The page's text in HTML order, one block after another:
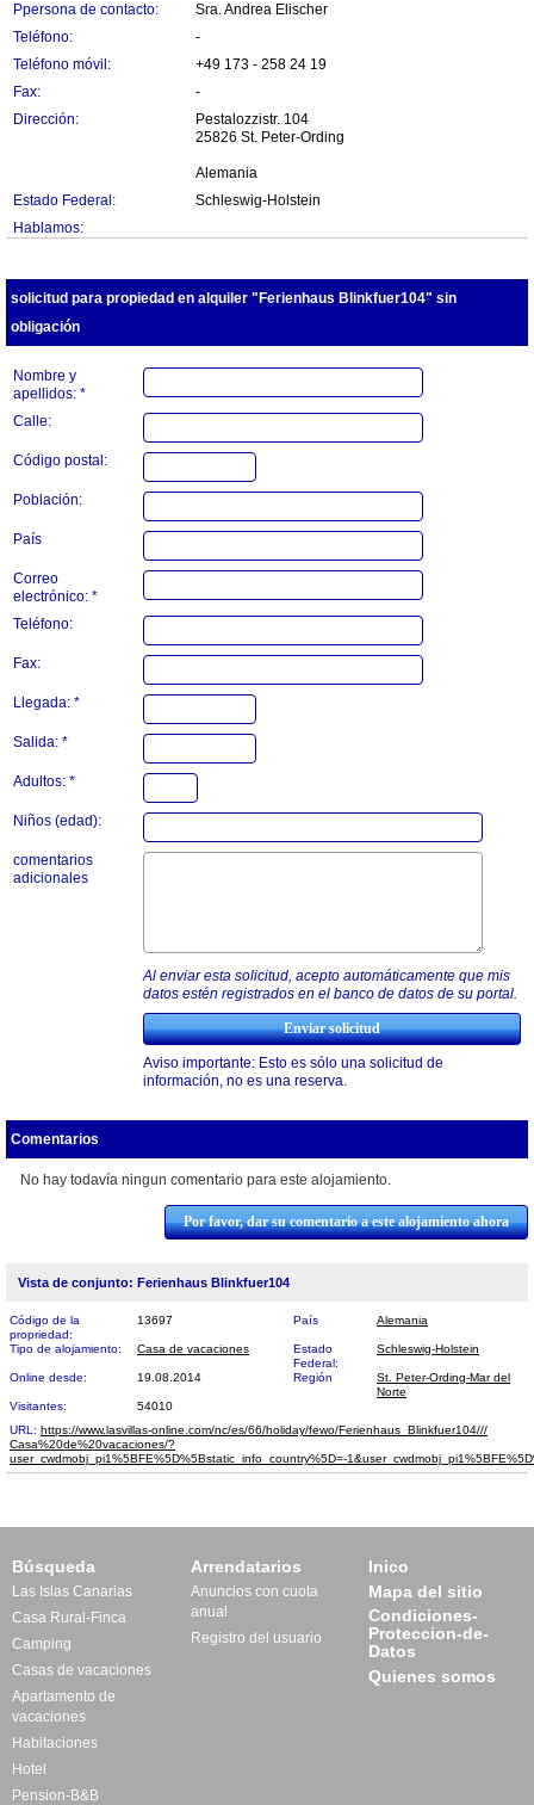
Ppersona de contacto:
Sra. Andrea Elischer
Teléfono:
-
Teléfono móvil:
+49 173 - 258 24 19
Fax:
-
Dirección:
Pestalozzistr. 104
25826 St. Peter-Ording
Alemania
Estado Federal:
Schleswig-Holstein
Hablamos:
solicitud para propiedad en alquiler "Ferienhaus Blinkfuer104" sin
obligación
Nombre y
apellidos: *
Calle:
Código postal:
Población:
País
Correo
electrónico: *
Teléfono:
Fax:
Llegada: *
Salida: *
Adultos: *
Niños (edad):
comentarios
adicionales
Al enviar esta solicitud, acepto automáticamente que mis
datos estén registrados en el banco de datos de su portal.
Aviso importante: Esto es sólo una solicitud de
información, no es una reserva.
Comentarios
No hay todavía ningun comentario para este alojamiento.
Por favor, dar su comentario a este alojamiento ahora
Vista de conjunto: Ferienhaus Blinkfuer104
Código de la
propriedad:
13697 País Alemania
Tipo de alojamiento: Casa de vacaciones
Estado
Federal:
Schleswig-Holstein
Online desde: 19.08.2014 Región
St. Peter-Ording-Mar del
Norte
Visitantes:
54010
URL: https://www.lasvillas-online.com/nc/es/66/holiday/fewo/Ferienhaus_Blinkfuer104///​
Casa%20de%20vacaciones/?
user_cwdmobj_pi1%5BFE%5D%5Bstatic_info_country%5D=-
Búsqueda
Las Islas Canarias
Casa Rural-Finca
Camping
Casas de vacaciones
Apartamento de
vacaciones
Habitaciones
Hotel
Pension-B&B
Arrendatarios
Anuncios con cuota
anual
Registro del usuario
Inico
Mapa del sitio
Condiciones-
Proteccion-de-
Datos
Quienes somos